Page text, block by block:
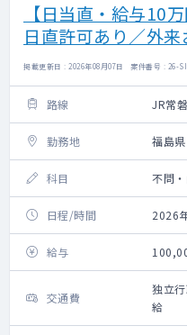
【日当直・給与10
日直許可あり／外
掲載更新日 : 2026年08月07日 案件番号 : 26-
路線 JR常
勤務地 福島
科目 不問
日程/時間 2026
給与
交通費
独立
給